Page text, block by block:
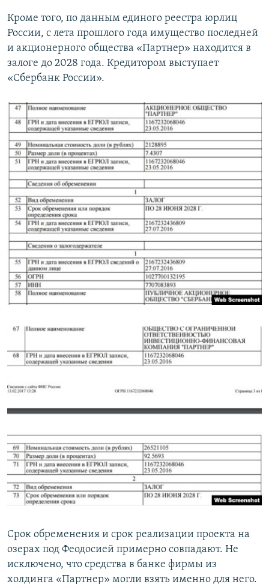
Кроме того, по данным единого реестра юрлиц
России, с лета прошлого года имущество последней
и акционерного общества «Партнер» находится в
залоге до 2028 года. Кредитором выступает
«Сбербанк России».
Срок обременения и срок реализации проекта на
озерах под Феодосией примерно совпадают. Не
исключено, что средства в банке фирмы из
холдинга «Партнер» могли взять именно для него.